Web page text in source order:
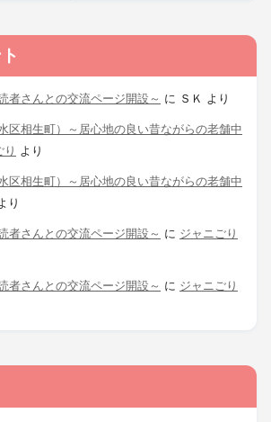
さんとの交流ページ開設～ に ＳＫ より
区相生町）～居心地の良い昔ながらの老舗中
り より
区相生町）～居心地の良い昔ながらの老舗中
り
さんとの交流ページ開設～ に ジャニごり
さんとの交流ページ開設～ に ジャニごり